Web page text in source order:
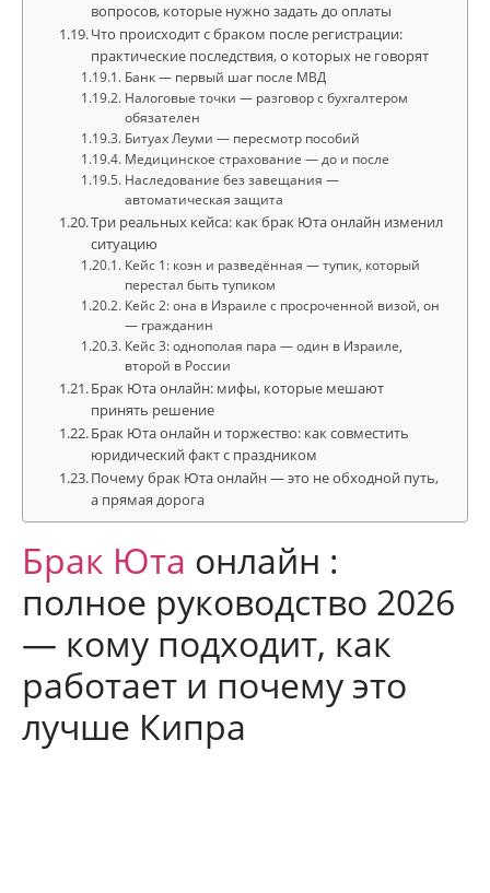
вопросов, которые нужно задать до оплаты
Что происходит с браком после регистрации:
практические последствия, о которых не говорят
Банк — первый шаг после МВД
Налоговые точки — разговор с бухгалтером
обязателен
Битуах Леуми — пересмотр пособий
Медицинское страхование — до и после
Наследование без завещания —
автоматическая защита
Три реальных кейса: как брак Юта онлайн изменил
ситуацию
Кейс 1: коэн и разведённая — тупик, который
перестал быть тупиком
Кейс 2: она в Израиле с просроченной визой, он
— гражданин
Кейс 3: однополая пара — один в Израиле,
второй в России
Брак Юта онлайн: мифы, которые мешают
принять решение
Брак Юта онлайн и торжество: как совместить
юридический факт с праздником
Почему брак Юта онлайн — это не обходной путь,
а прямая дорога
Брак Юта онлайн :
полное руководство 2026
— кому подходит, как
работает и почему это
лучше Кипра